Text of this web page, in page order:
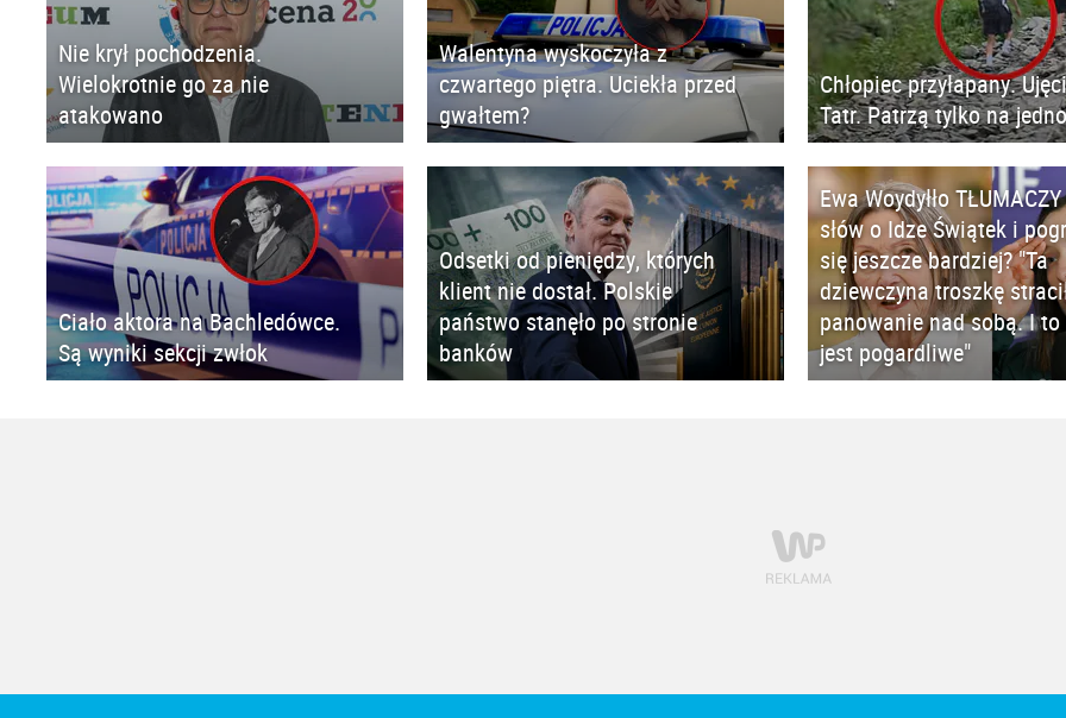
Nie krył pochodzenia.
Wielokrotnie go za nie
atakowano
Walentyna wyskoczyła z
czwartego piętra. Uciekła przed
gwałtem?
Chłopiec przyłapany.
Tatr. Patrzą tylko na jedno
Ciało aktora na Bachledówce.
Są wyniki sekcji zwłok
Odsetki od pieniędzy, których
klient nie dostał. Polskie
państwo stanęło po stronie
banków
Ewa Woydyłło
słów o Idze Świątek i
się jeszcze bardziej? "Ta
dziewczyna troszkę
panowanie nad sobą. I
jest pogardliwe"